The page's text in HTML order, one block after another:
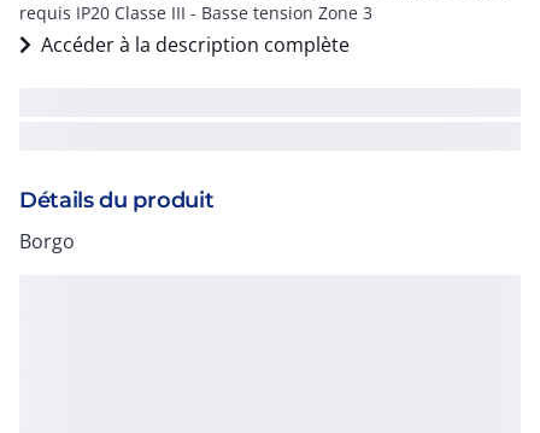
requis IP20 Classe III - Basse tension Zone 3
Accéder à la description complète
Détails du produit
Borgo